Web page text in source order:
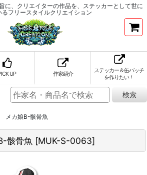
に、クリエイターの作品を、ステッカーとして世に
るフリースタイルクリエイション
UP 作家紹介
ステッカー＆缶バッチ
を作りたい！
メカ娘B-骸骨魚
骸骨魚 [MUK-S-0063]